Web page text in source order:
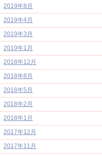
2019年8月
2019年4月
2019年3月
2019年1月
2018年12月
2018年8月
2018年5月
2018年2月
2018年1月
2017年12月
2017年11月